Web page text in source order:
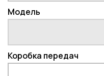
Модель
Коробка передач